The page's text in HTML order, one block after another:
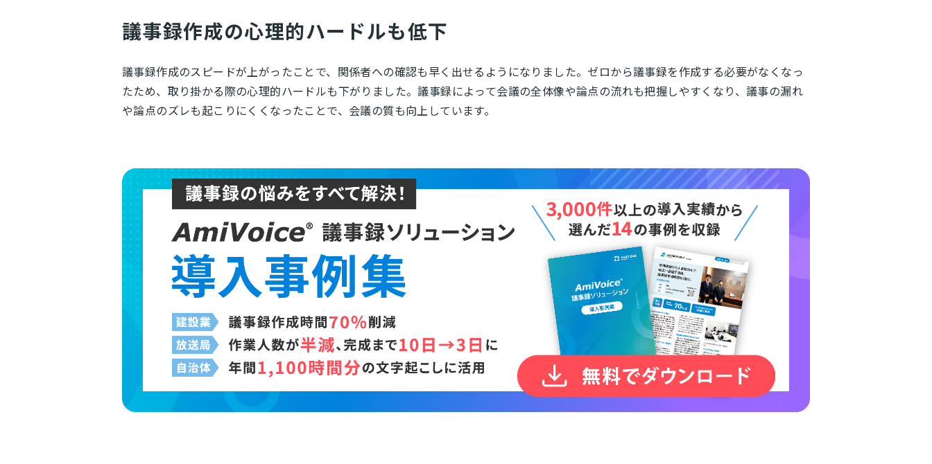
議事録作成の心理的ハードルも低下
議事録作成のスピードが上がったことで、関係者への確認も早く出せるようになりました。ゼロから議事録を作成する必要がなくなっ
たため、取り掛かる際の心理的ハードルも下がりました。議事録によって会議の全体像や論点の流れも把握しやすくなり、議事の漏れ
や論点のズレも起こりにくくなったことで、会議の質も向上しています。